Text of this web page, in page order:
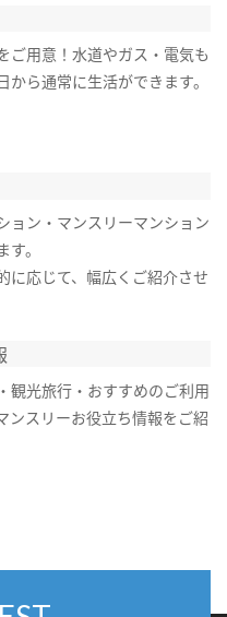
ご用意！水道やガス・電気も
から通常に生活ができます。
ョン・マンスリーマンション
。
に応じて、幅広くご紹介させ
観光旅行・おすすめのご利用
ンスリーお役立ち情報をご紹